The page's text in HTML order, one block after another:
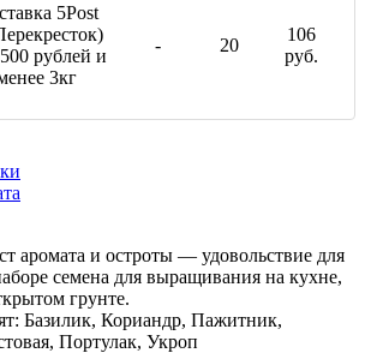
5Post
рублей и
3кг
- 20
106
руб.
аромата и остроты — удовольствие для
семена для выращивания на кухне,
грунте.
Базилик, Кориандр, Пажитник,
Портулак, Укроп